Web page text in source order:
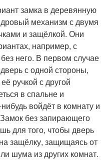
замка в деревянную
механизм с двумя
и защёлкой. Они
например, с
него. В первом случае
с одной стороны,
ручкой с другой
в спальне и
войдёт в комнату и
без запирающего
для того, чтобы дверь
защёлку, защищаясь от
шума из других комнат.